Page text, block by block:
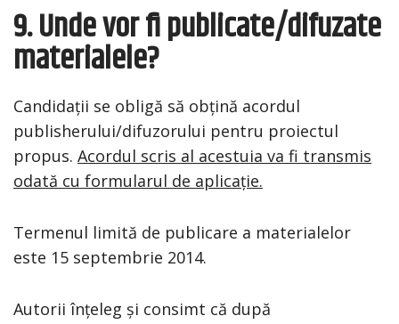
9. Unde vor fi publicate/difuzate
materialele?
Candidații se obligă să obțină acordul
publisherului/difuzorului pentru proiectul
propus. Acordul scris al acestuia va fi transmis
odată cu formularul de aplicație.
Termenul limită de publicare a materialelor
este 15 septembrie 2014.
Autorii înțeleg și consimt că după